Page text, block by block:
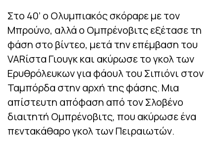
Στο 40’ ο Ολυμπιακός σκόραρε με τον
Μπρούνο, αλλά ο Ομπρένοβιτς εξέτασε τη
φάση στο βίντεο, μετά την επέμβαση του
VARίστα Γιουγκ και ακύρωσε το γκολ των
Ερυθρόλευκων για φάουλ του Σιπιόνι στον
Ταμπόρδα στην αρχή της φάσης. Μια
απίστευτη απόφαση από τον Σλοβένο
διαιτητή Ομπρένοβιτς, που ακύρωσε ένα
πεντακάθαρο γκολ των Πειραιωτών.